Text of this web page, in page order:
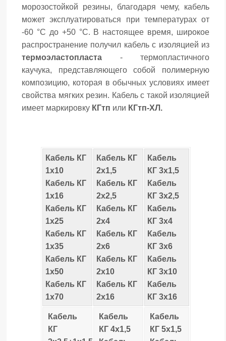
морозостойкой резины, благодаря чему, кабель
может эксплуатироваться при температурах от
-60 °С до +50 °С. В настоящее время, широкое
распространение получил кабель с изоляцией из
термоэластопласта - термопластичного
каучука, представляющего собой полимерную
композицию, которая в обычных условиях имеет
свойства мягких резин. Кабель с такой изоляцией
имеет маркировку КГтп или КГтп-ХЛ.
Кабель КГ
1х10
Кабель КГ
1х16
Кабель КГ
1х25
Кабель КГ
1х35
Кабель КГ
1х50
Кабель КГ
1х70
Кабель КГ
2х1,5
Кабель КГ
2х2,5
Кабель КГ
2х4
Кабель КГ
2х6
Кабель КГ
2х10
Кабель КГ
2х16
Кабель
КГ 3х1,5
Кабель
КГ 3х2,5
Кабель
КГ 3х4
Кабель
КГ 3х6
Кабель
КГ 3х10
Кабель
КГ 3х16
Кабель
КГ
Кабель
КГ 4х1,5
Кабель
КГ 5х1,5